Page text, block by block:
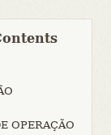
OPERAÇÃO